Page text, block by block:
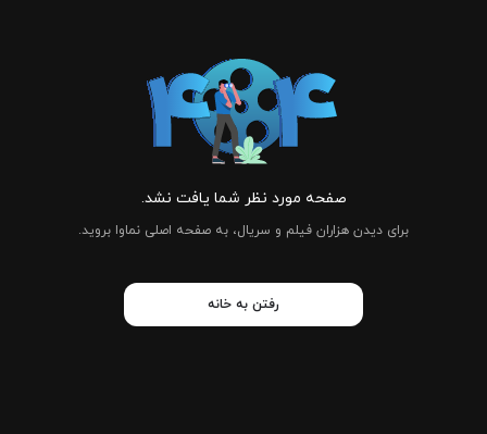
صفحه مورد نظر شما یافت نشد.
برای دیدن هزاران فیلم و سریال، به صفحه اصلی نماوا بروید.
رفتن به خانه